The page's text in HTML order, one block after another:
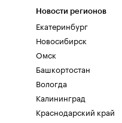
Новости регионов
Екатеринбург
Новосибирск
Омск
Башкортостан
Вологда
Калининград
Краснодарский край